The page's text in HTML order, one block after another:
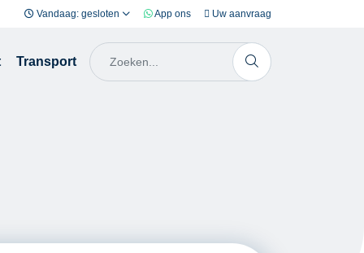
Vandaag: gesloten App ons Uw aanvraag
Transport